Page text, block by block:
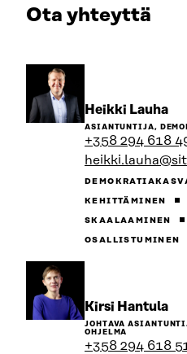
Ota yhteyttä
Heikki Lauha
ASIANTUNTIJA,
+358 294 618
KEHITTÄMINEN
SKAALAAMINEN
OSALLISTUMINEN
Kirsi Hantula
JOHTAVA
OHJELMA
+358 294 618